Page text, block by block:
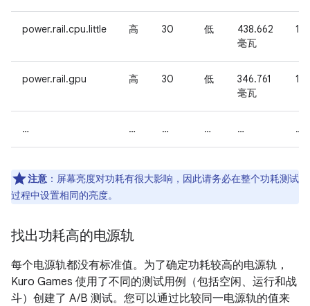
power.rail.cpu.little 高 30 低
438.662
毫瓦
power.rail.gpu 高 30 低
346.761
毫瓦
… … … … … …
注意 ：屏幕亮度对功耗有很大影响，因此请务必在整个功耗测试
过程中设置相同的亮度。
找出功耗高的电源轨
每个电源轨都没有标准值。为了确定功耗较高的电源轨，
Kuro Games 使用了不同的测试用例（包括空闲、运行和战
斗）创建了 A/B 测试。您可以通过比较同一电源轨的值来